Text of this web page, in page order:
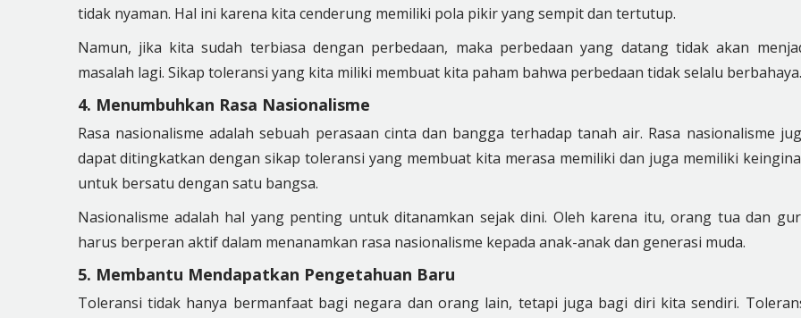
tidak nyaman. Hal ini karena kita cenderung memiliki pola pikir yang sempit dan tertutup.
Namun, jika kita sudah terbiasa dengan perbedaan, maka perbedaan yang datang tidak akan
masalah lagi. Sikap toleransi yang kita miliki membuat kita paham bahwa perbedaan tidak selalu berbahaya.
4. Menumbuhkan Rasa Nasionalisme
Rasa nasionalisme adalah sebuah perasaan cinta dan bangga terhadap tanah air. Rasa nasionalisme
dapat ditingkatkan dengan sikap toleransi yang membuat kita merasa memiliki dan juga memiliki
untuk bersatu dengan satu bangsa.
Nasionalisme adalah hal yang penting untuk ditanamkan sejak dini. Oleh karena itu, orang tua dan
harus berperan aktif dalam menanamkan rasa nasionalisme kepada anak-anak dan generasi muda.
5. Membantu Mendapatkan Pengetahuan Baru
Toleransi tidak hanya bermanfaat bagi negara dan orang lain, tetapi juga bagi diri kita sendiri.